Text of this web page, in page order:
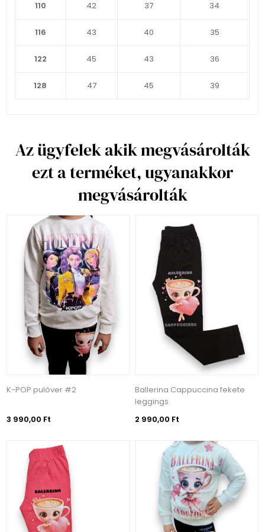
110 42 37 34
116 43 40 35
122 45 43 36
128 47 45 39
Az ügyfelek akik megvásárolták
ezt a terméket, ugyanakkor
megvásárolták
K-POP pulóver #2
3 990,00 Ft
Ballerina Cappuccina fekete
leggings
2 990,00 Ft